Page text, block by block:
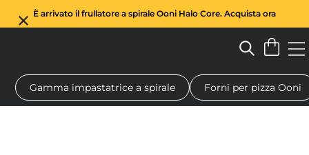
È arrivato il frullatore a spirale Ooni Halo Core. Acquista ora
Forno a legna per pizza Impastatrice a spirale Regali
Gamma impastatrice a spirale Forni per pizza Ooni